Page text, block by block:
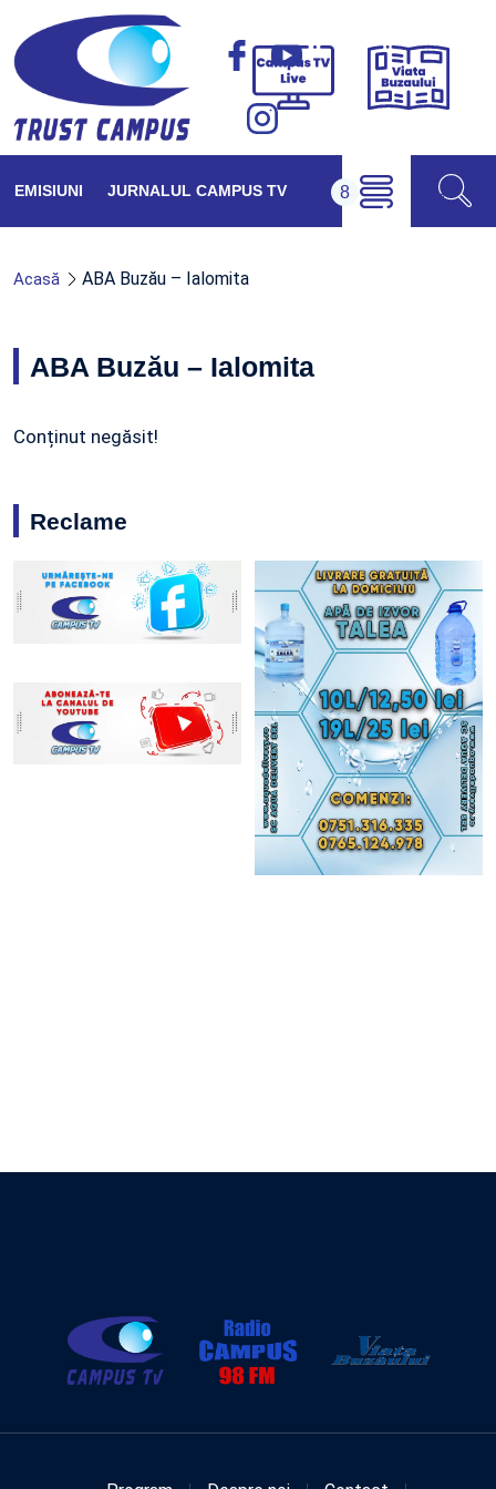
Campus
Viața
EMISIUNI JURNALUL CAMPUS TV
Acasă ABA Buzău – Ialomita
ABA Buzău – Ialomita
Conținut negăsit!
Reclame